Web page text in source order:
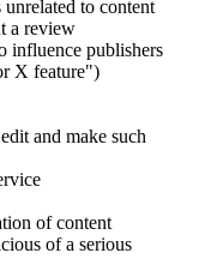
to content
a review
influence publishers
X feature")
and make such
of content
of a serious